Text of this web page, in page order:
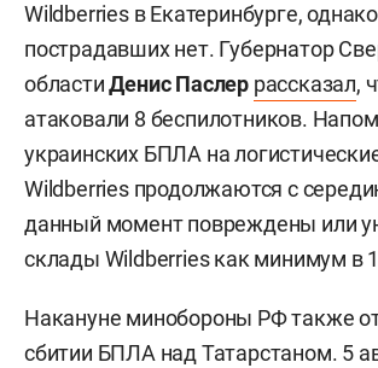
Wildberries в Екатеринбурге, однако
пострадавших нет. Губернатор
областиДенис Паслер рассказал,
атаковали 8 беспилотников.
украинских БПЛА на
Wildberries продолжаются с
данный момент повреждены или
склады Wildberries как минимум в
Накануне минобороны РФ также
сбитии БПЛА над Татарстаном. 5